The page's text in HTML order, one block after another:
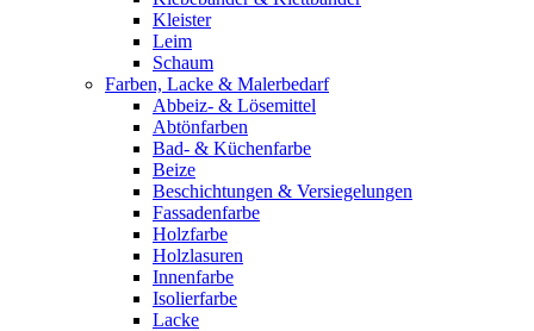
Kleister
Leim
Schaum
Farben, Lacke & Malerbedarf
Abbeiz- & Lösemittel
Abtönfarben
Bad- & Küchenfarbe
Beize
Beschichtungen & Versiegelungen
Fassadenfarbe
Holzfarbe
Holzlasuren
Innenfarbe
Isolierfarbe
Lacke